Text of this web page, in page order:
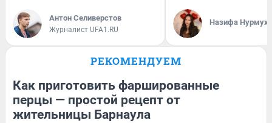
Антон Селиверстов
Журналист UFA1.RU
Назифа
РЕКОМЕНДУЕМ
Как приготовить фаршированные
перцы — простой рецепт от
жительницы Барнаула